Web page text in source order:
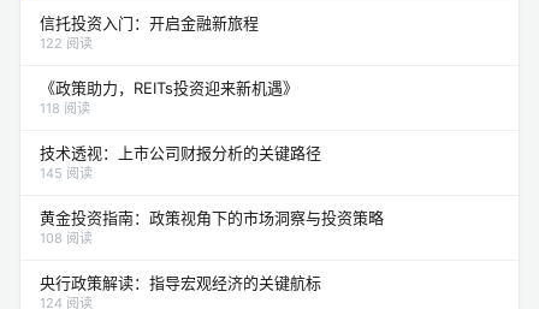
信托投资入门：开启金融新旅程
122 阅读
《政策助力，REITs投资迎来新机遇》
118 阅读
技术透视：上市公司财报分析的关键路径
145 阅读
黄金投资指南：政策视角下的市场洞察与投资策略
108 阅读
央行政策解读：指导宏观经济的关键航标
124 阅读